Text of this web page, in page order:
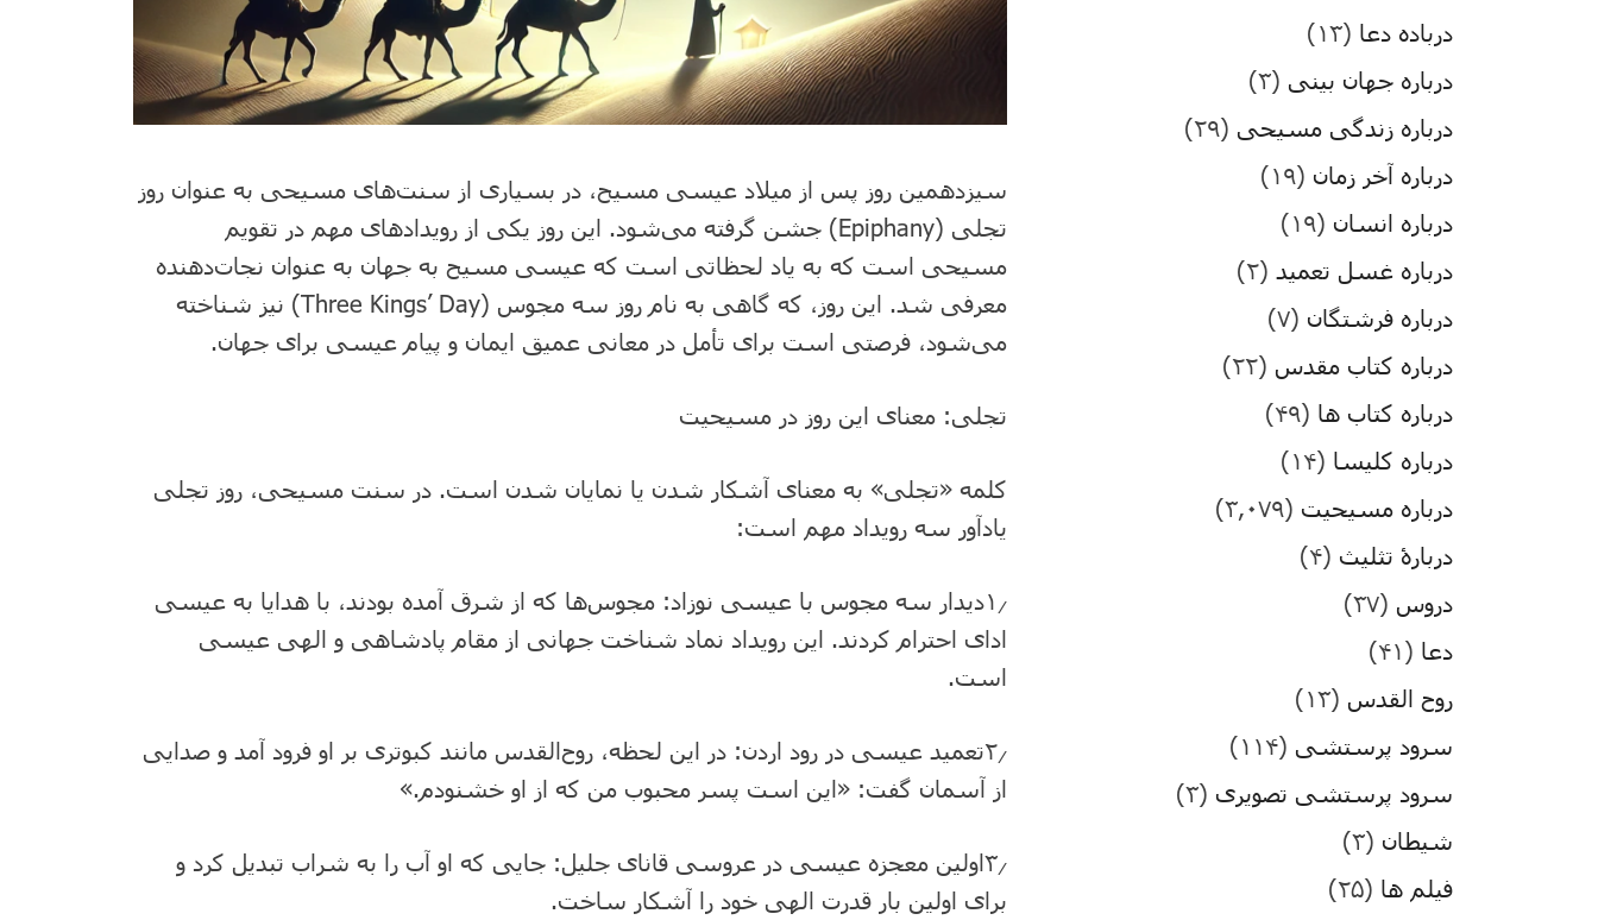
سیزدهمین روز پس از میلاد عیسی مسیح، در بسیاری از سنت‌های مسیحی به عنوان روز
تجلی (Epiphany) جشن گرفته می‌شود. این روز یکی از رویدادهای مهم در تقویم
مسیحی است که به یاد لحظاتی است که عیسی مسیح به جهان به عنوان نجات‌دهنده
معرفی شد. این روز، که گاهی به نام روز سه مجوس (Three Kings’ Day) نیز شناخته
می‌شود، فرصتی است برای تأمل در معانی عمیق ایمان و پیام عیسی برای جهان.
تجلی: معنای این روز در مسیحیت
کلمه «تجلی» به معنای آشکار شدن یا نمایان شدن است. در سنت مسیحی، روز تجلی
یادآور سه رویداد مهم است:
۱٫دیدار سه مجوس با عیسی نوزاد: مجوس‌ها که از شرق آمده بودند، با هدایا به عیسی
ادای احترام کردند. این رویداد نماد شناخت جهانی از مقام پادشاهی و الهی عیسی
است.
۲٫تعمید عیسی در رود اردن: در این لحظه، روح‌القدس مانند کبوتری بر او فرود آمد و صدایی
از آسمان گفت: «این است پسر محبوب من که از او خشنودم.»
۳٫اولین معجزه عیسی در عروسی قانای جلیل: جایی که او آب را به شراب تبدیل کرد و
برای اولین بار قدرت الهی خود را آشکار ساخت.
درباده دعا (۱۳)
درباره جهان بینی (۳)
درباره زندگی مسیحی (۲۹)
درباره آخر زمان (۱۹)
درباره انسان (۱۹)
درباره غسل تعمید (۲)
درباره فرشتگان (۷)
درباره کتاب مقدس (۲۲)
درباره کتاب ها (۴۹)
درباره کلیسا (۱۴)
درباره مسیحیت (۳,۰۷۹)
دربارۀ تثلیث (۴)
دروس (۳۷)
دعا (۴۱)
روح القدس (۱۳)
سرود پرستشی (۱۱۴)
سرود پرستشی تصویری (۳)
شیطان (۳)
فیلم ها (۲۵)